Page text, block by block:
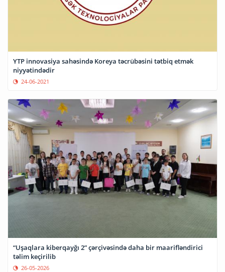
YTP innovasiya sahəsində Koreya təcrübəsini tətbiq etmək
niyyətindədir
24-06-2021
“Uşaqlara kiberqayğı 2” çərçivəsində daha bir maarifləndirici
təlim keçirilib
26-05-2026